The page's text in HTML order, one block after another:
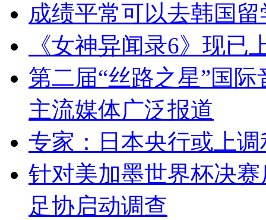
成绩平常可以去韩国
《女神异闻录6》现已
第二届“丝路之星”国
主流媒体广泛报道
专家：日本央行或上
针对美加墨世界杯决
足协启动调查